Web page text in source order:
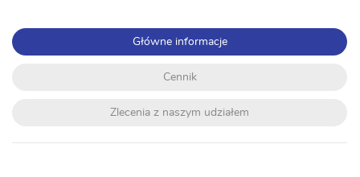
Główne informacje
Cennik
Zlecenia z naszym udziałem